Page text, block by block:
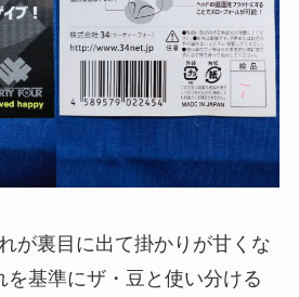
が裏目に出て掛かりが甘くな
を基準にザ・豆と使い分ける